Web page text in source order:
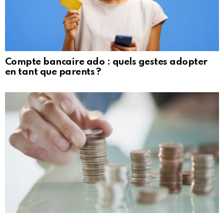
Compte bancaire ado : quels gestes adopter
en tant que parents ?